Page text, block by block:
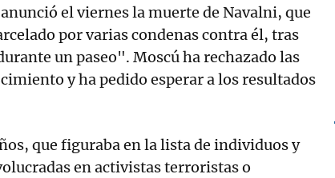
el viernes la muerte de Navalni, que
por varias condenas contra él, tras
un paseo". Moscú ha rechazado las
y ha pedido esperar a los resultados
que figuraba en la lista de individuos y
en activistas terroristas o